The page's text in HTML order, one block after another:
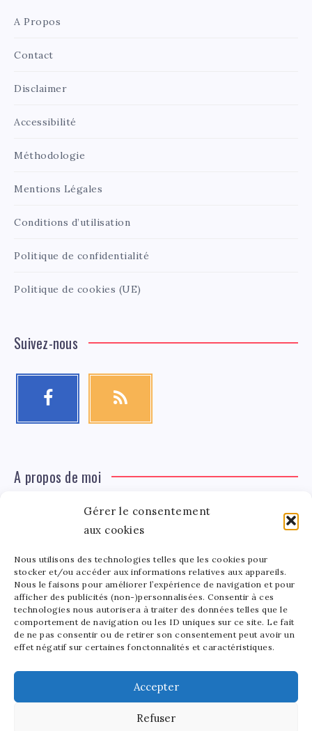
Gérer le consentement
aux cookies
Nous utilisons des technologies telles que les cookies pour
stocker et/ou accéder aux informations relatives aux appareils.
Nous le faisons pour améliorer l’expérience de navigation et pour
afficher des publicités (non-)personnalisées. Consentir à ces
technologies nous autorisera à traiter des données telles que le
comportement de navigation ou les ID uniques sur ce site. Le fait
de ne pas consentir ou de retirer son consentement peut avoir un
effet négatif sur certaines fonctonnalités et caractéristiques.
Accepter
Refuser
A Propos
Contact
Disclaimer
Accessibilité
Méthodologie
Mentions Légales
Conditions d’utilisation
Politique de confidentialité
Politique de cookies (UE)
Suivez-nous
A propos de moi
Tinger
Léa Tinger
Fondatrice
Fondatrice de FortunedeStar.com, je fusionne ma
passion pour les cultures et l'économie des célébrités.
Entre la gestion de mon site et la poterie, je trouve le
bonheur dans l'équilibre de mes activités. Mère d'un
bout de chou de 5 ans, je partage avec lui l'amour de
l'art sous toutes ses formes.